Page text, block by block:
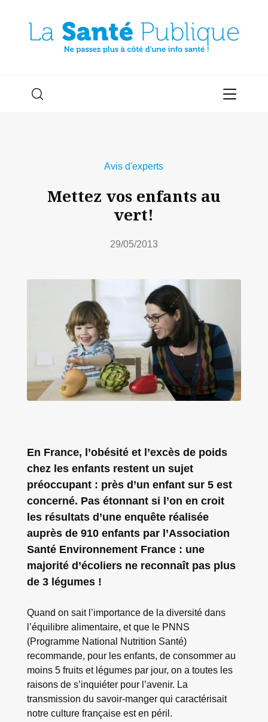
Avis d'experts
Mettez vos enfants au
vert!
29/05/2013
En France, l’obésité et l’excès de poids
chez les enfants restent un sujet
préoccupant : près d’un enfant sur 5 est
concerné. Pas étonnant si l’on en croit
les résultats d’une enquête réalisée
auprès de 910 enfants par l’Association
Santé Environnement France : une
majorité d’écoliers ne reconnaît pas plus
de 3 légumes !
Quand on sait l’importance de la diversité dans
l’équilibre alimentaire, et que le PNNS
(Programme National Nutrition Santé)
recommande, pour les enfants, de consommer au
moins 5 fruits et légumes par jour, on a toutes les
raisons de s’inquiéter pour l’avenir. La
transmission du savoir-manger qui caractérisait
notre culture française est en péril.